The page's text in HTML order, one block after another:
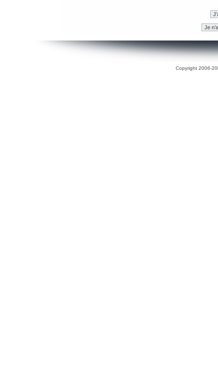
Copyright 2006-